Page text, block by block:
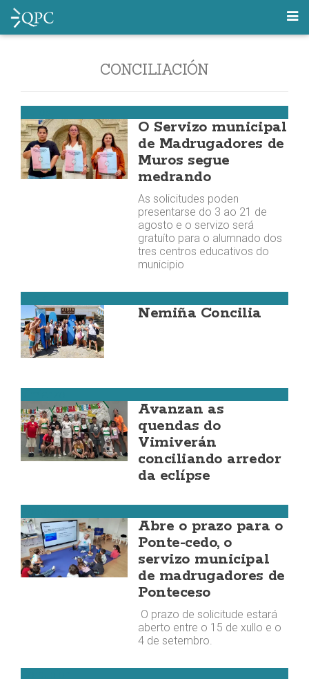
CONCILIACIÓN
O Servizo municipal
de Madrugadores de
Muros segue
medrando
As solicitudes poden
presentarse do 3 ao 21 de
agosto e o servizo será
gratuíto para o alumnado dos
tres centros educativos do
municipio
Nemiña Concilia
Avanzan as
quendas do
Vimiverán
conciliando arredor
da eclípse
Abre o prazo para o
Ponte-cedo, o
servizo municipal
de madrugadores de
Ponteceso
O prazo de solicitude estará
aberto entre o 15 de xullo e o
4 de setembro.